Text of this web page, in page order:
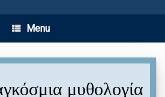
Menu
μυθολογία